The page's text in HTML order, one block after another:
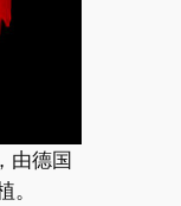
由德国